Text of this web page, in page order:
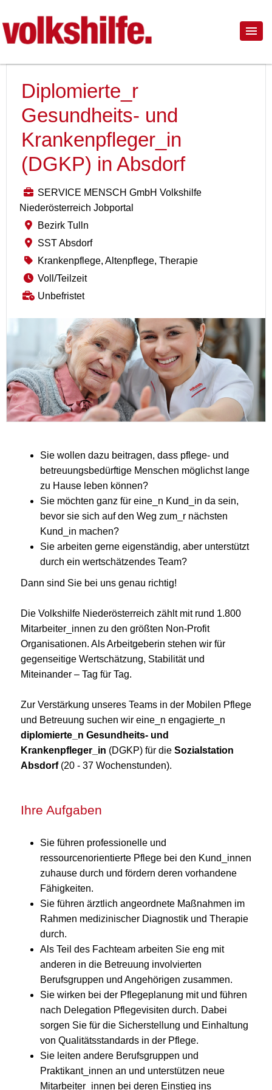
Diplomierte_r
Gesundheits- und
Krankenpfleger_in
(DGKP) in Absdorf
SERVICE MENSCH GmbH Volkshilfe
Niederösterreich Jobportal
Bezirk Tulln
SST Absdorf
Krankenpflege, Altenpflege, Therapie
Voll/Teilzeit
Unbefristet
Sie wollen dazu beitragen, dass pflege- und
betreuungsbedürftige Menschen möglichst lange
zu Hause leben können?
Sie möchten ganz für eine_n Kund_in da sein,
bevor sie sich auf den Weg zum_r nächsten
Kund_in machen?
Sie arbeiten gerne eigenständig, aber unterstützt
durch ein wertschätzendes Team?
Dann sind Sie bei uns genau richtig!
Die Volkshilfe Niederösterreich zählt mit rund 1.800
Mitarbeiter_innen zu den größten Non-Profit
Organisationen. Als Arbeitgeberin stehen wir für
gegenseitige Wertschätzung, Stabilität und
Miteinander – Tag für Tag.
Zur Verstärkung unseres Teams in der Mobilen Pflege
und Betreuung suchen wir eine_n engagierte_n
diplomierte_n Gesundheits- und
Krankenpfleger_in (DGKP) für die Sozialstation
Absdorf(20 - 37 Wochenstunden).
Ihre Aufgaben
Sie führen professionelle und
ressourcenorientierte Pflege bei den Kund_innen
zuhause durch und fördern deren vorhandene
Fähigkeiten.
Sie führen ärztlich angeordnete Maßnahmen im
Rahmen medizinischer Diagnostik und Therapie
durch.
Als Teil des Fachteam arbeiten Sie eng mit
anderen in die Betreuung involvierten
Berufsgruppen und Angehörigen zusammen.
Sie wirken bei der Pflegeplanung mit und führen
nach Delegation Pflegevisiten durch. Dabei
sorgen Sie für die Sicherstellung und Einhaltung
von Qualitätsstandards in der Pflege.
Sie leiten andere Berufsgruppen und
Praktikant_innen an und unterstützen neue
Mitarbeiter_innen bei deren Einstieg ins